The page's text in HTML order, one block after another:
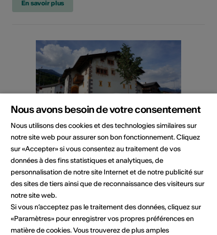
En savoir plus
Exposition
Exposition permanente
Musée valaisan des Bisses
Exposition permanente
Musée valaisan des Bisses, Botyre (Ayent)
Nous avons besoin de votre consentement
Nous utilisons des cookies et des technologies similaires sur
notre site web pour assurer son bon fonctionnement. Cliquez
sur «Accepter» si vous consentez au traitement de vos
données à des fins statistiques et analytiques, de
personnalisation de notre site Internet et de notre publicité sur
des sites de tiers ainsi que de reconnaissance des visiteurs sur
notre site web.
Si vous n’acceptez pas le traitement des données, cliquez sur
«Paramètres» pour enregistrer vos propres préférences en
matière de cookies. Vous trouverez de plus amples